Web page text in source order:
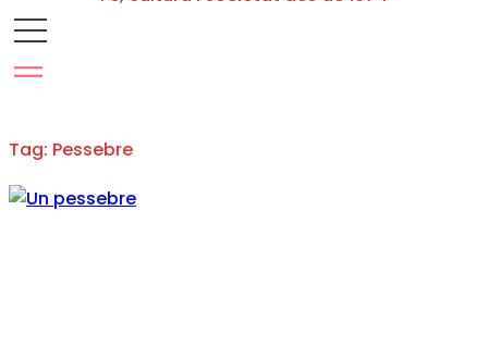
Tag: Pessebre